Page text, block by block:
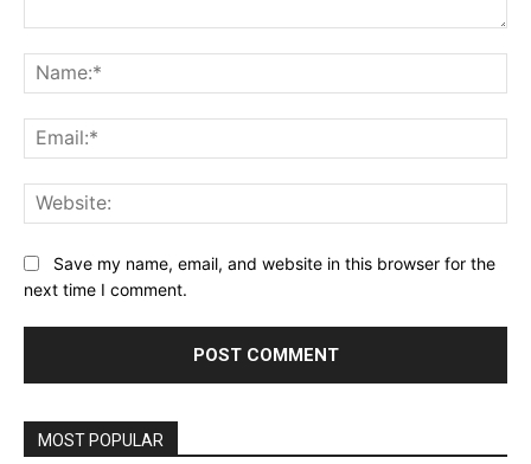
Save my name, email, and website in this browser for the
next time I comment.
MOST POPULAR